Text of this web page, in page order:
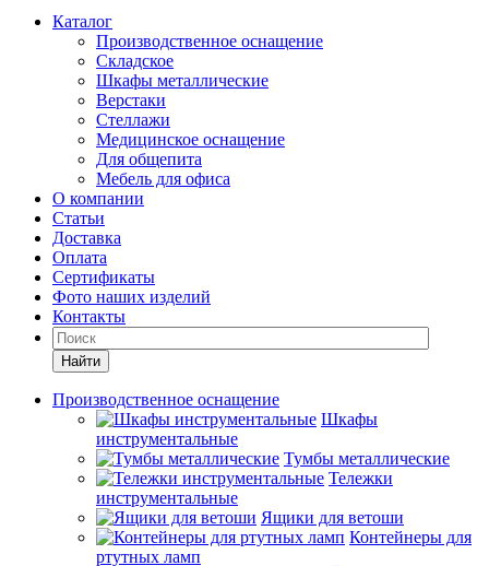
Каталог
Производственное оснащение
Складское
Шкафы металлические
Верстаки
Стеллажи
Медицинское оснащение
Для общепита
Мебель для офиса
О компании
Статьи
Доставка
Оплата
Сертификаты
Фото наших изделий
Контакты
Найти
Производственное оснащение
Шкафы
инструментальные
Тумбы металлические
Тележки
инструментальные
Ящики для ветоши
Контейнеры для
ртутных ламп